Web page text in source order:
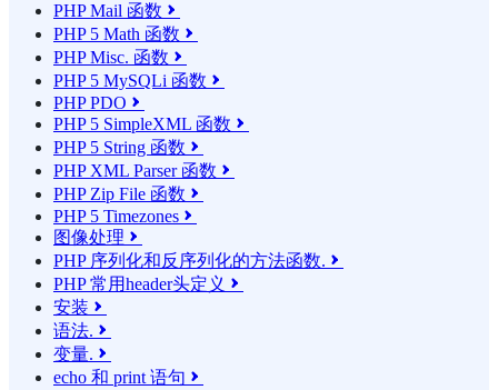
PHP Mail 函数 
PHP 5 Math 函数 
PHP Misc. 函数 
PHP 5 MySQLi 函数 
PHP PDO 
PHP 5 SimpleXML 函数 
PHP 5 String 函数 
PHP XML Parser 函数 
PHP Zip File 函数 
PHP 5 Timezones 
图像处理 
PHP 序列化和反序列化的方法函数. 
PHP 常用header头定义 
安装 
语法. 
变量. 
echo 和 print 语句 